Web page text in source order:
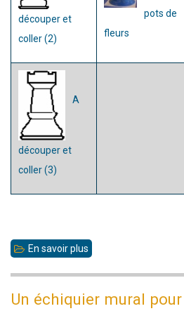
découper et
coller (2)
pots de
fleurs
A
découper et
coller (3)
En savoir plus
propre
Un échiquier mural